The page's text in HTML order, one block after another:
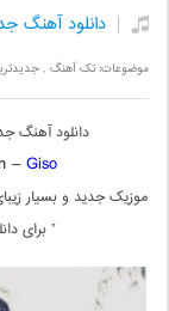
دانلود آهنگ
موضوعات:تک آهنگ ,
دانلود آهنگ
–Giso
موزیک جدید و بسیار
” برای